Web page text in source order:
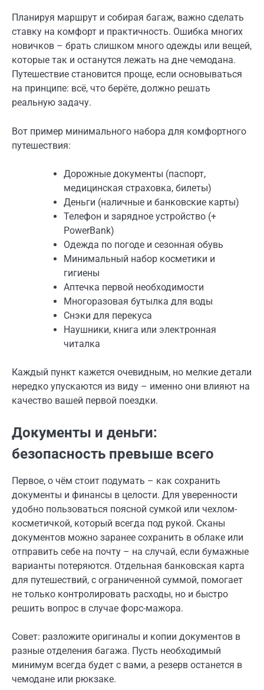
Планируя маршрут и собирая багаж, важно сделать
ставку на комфорт и практичность. Ошибка многих
новичков – брать слишком много одежды или вещей,
которые так и останутся лежать на дне чемодана.
Путешествие становится проще, если основываться
на принципе: всё, что берёте, должно решать
реальную задачу.
Вот пример минимального набора для комфортного
путешествия:
Дорожные документы (паспорт,
медицинская страховка, билеты)
Деньги (наличные и банковские карты)
Телефон и зарядное устройство (+
PowerBank)
Одежда по погоде и сезонная обувь
Минимальный набор косметики и
гигиены
Аптечка первой необходимости
Многоразовая бутылка для воды
Снэки для перекуса
Наушники, книга или электронная
читалка
Каждый пункт кажется очевидным, но мелкие детали
нередко упускаются из виду – именно они влияют на
качество вашей первой поездки.
Документы и деньги:
безопасность превыше всего
Первое, о чём стоит подумать – как сохранить
документы и финансы в целости. Для уверенности
удобно пользоваться поясной сумкой или чехлом-
косметичкой, который всегда под рукой. Сканы
документов можно заранее сохранить в облаке или
отправить себе на почту – на случай, если бумажные
варианты потеряются. Отдельная банковская карта
для путешествий, с ограниченной суммой, помогает
не только контролировать расходы, но и быстро
решить вопрос в случае форс-мажора.
Совет: разложите оригиналы и копии документов в
разные отделения багажа. Пусть необходимый
минимум всегда будет с вами, а резерв останется в
чемодане или рюкзаке.